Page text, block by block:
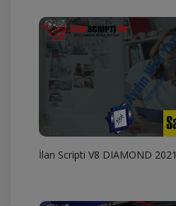
İlan Scripti V8 DIAMOND 2021